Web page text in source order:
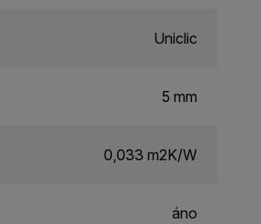
Uniclic
5 mm
0,033 m2K/W
áno